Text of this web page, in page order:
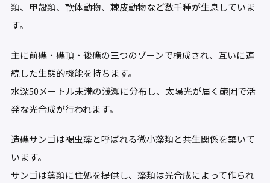
類、甲殻類、軟体動物、棘皮動物など数千種が生息していま
す。
主に前礁・礁頂・後礁の三つのゾーンで構成され、互いに連
続した生態的機能を持ちます。
水深50メートル未満の浅瀬に分布し、太陽光が届く範囲で活
発な光合成が行われます。
造礁サンゴは褐虫藻と呼ばれる微小藻類と共生関係を築いて
います。
サンゴは藻類に住処を提供し、藻類は光合成によって作られ